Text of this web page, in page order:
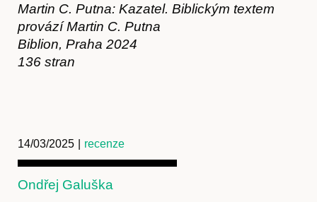
Martin C. Putna: Kazatel. Biblickým textem
provází Martin C. Putna
Biblion, Praha 2024
136 stran
14/03/2025 recenze
Ondřej Galuška